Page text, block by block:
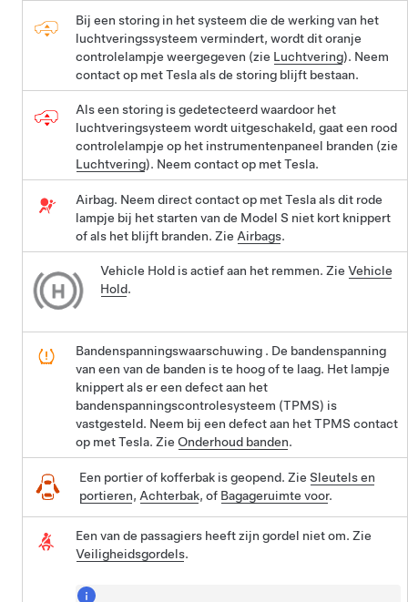
Bij een storing in het systeem die de werking van het
luchtveringssysteem vermindert, wordt dit oranje
controlelampje weergegeven (zie Luchtvering). Neem
contact op met Tesla als de storing blijft bestaan.
Als een storing is gedetecteerd waardoor het
luchtveringsysteem wordt uitgeschakeld, gaat een rood
controlelampje op het instrumentenpaneel branden (zie
Luchtvering). Neem contact op met Tesla.
Airbag. Neem direct contact op met Tesla als dit rode
lampje bij het starten van de Model S niet kort knippert
of als het blijft branden. Zie Airbags.
Vehicle Hold is actief aan het remmen. ZieVehicle
Hold.
Bandenspanningswaarschuwing . De bandenspanning
van een van de banden is te hoog of te laag. Het lampje
knippert als er een defect aan het
bandenspanningscontrolesysteem (TPMS) is
vastgesteld. Neem bij een defect aan het TPMS contact
op met Tesla. ZieOnderhoud banden.
Een portier of kofferbak is geopend. Zie Sleutels en
portieren, Achterbak, of Bagageruimte voor.
Een van de passagiers heeft zijn gordel niet om. Zie
Veiligheidsgordels.